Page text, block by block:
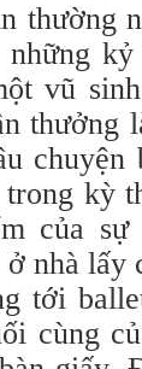
thường
vũ
thưởng
chuyện
kỳ
của sự
ở nhà
tới
cùng